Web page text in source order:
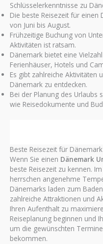
Schlüsselerkenntnisse zu
Die beste Reisezeit für
von Juni bis August.
Frühzeitige Buchung von
Aktivitäten ist ratsam.
Dänemark bietet eine
Ferienhäuser, Hotels und
Es gibt zahlreiche Aktivitäten
Dänemark zu entdecken.
Bei der Planung des
wie Reisedokumente und
Beste Reisezeit für
Wenn Sie einen Dänemark
beste Reisezeit zu kennen.
herrschen angenehme
Dänemarks laden zum
zahlreiche Attraktionen und
Ihren Aufenthalt zu
Reiseplanung beginnen und
um die gewünschten
bekommen.